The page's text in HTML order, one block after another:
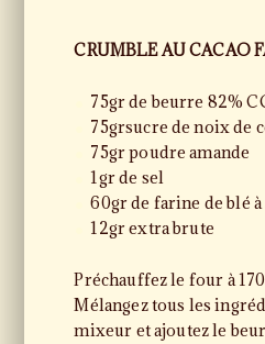
CRUMBLE AU CACAO
75gr de beurre 82%
75grsucre de noix de
75gr poudre amande
1gr de sel
60gr de farine de blé à
12gr extra brute
Préchauffez le four à
Mélangez tous les
mixeur et ajoutez le